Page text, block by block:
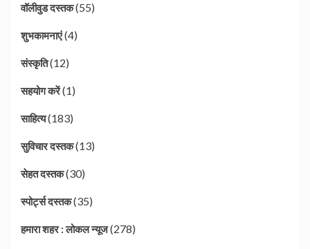
वॉलीवुड दस्तक(55)
शुभकामनाएं(4)
संस्कृति(12)
सहयोग करें(1)
साहित्य(183)
सुविचार दस्तक(13)
सेहत दस्तक(30)
स्पोर्ट्स दस्तक(35)
हमारा शहर : लोकल न्यूज(278)